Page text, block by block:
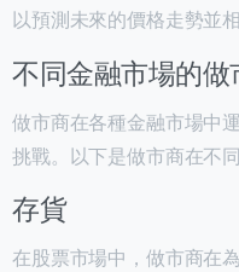
以預測未來的價格走勢並
不同金融市場的做
做市商在各種金融市場中
挑戰。以下是做市商在不
存貨
在股票市場中，做市商在